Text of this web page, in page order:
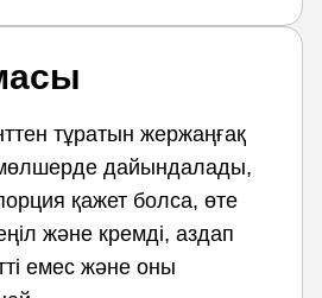
тұратын жержаңғақ
дайындалады,
қажет болса, өте
және кремді, аздап
емес және оны